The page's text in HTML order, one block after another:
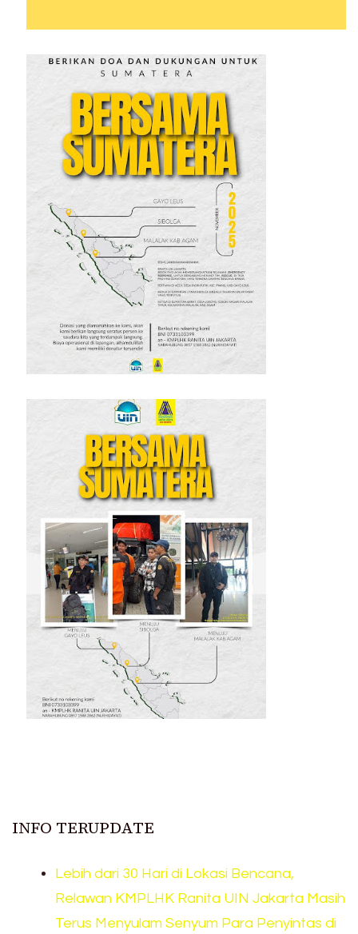
INFO TERUPDATE
Lebih dari 30 Hari di Lokasi Bencana,
Relawan KMPLHK Ranita UIN Jakarta Masih
Terus Menyulam Senyum Para Penyintas di